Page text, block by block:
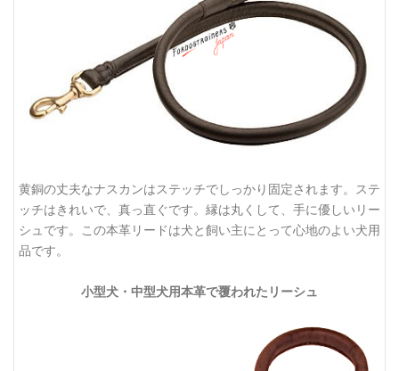
黄銅の丈夫なナスカンはステッチでしっかり固定されます。ステ
ッチはきれいで、真っ直ぐです。縁は丸くして、手に優しいリー
シュです。この本革リードは犬と飼い主にとって心地のよい犬用
品です。
小型犬・中型犬用本革で覆われたリーシュ